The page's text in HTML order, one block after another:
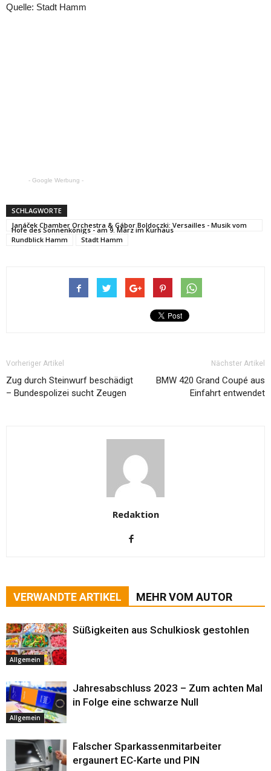
Quelle: Stadt Hamm
- Google Werbung -
SCHLAGWORTE
Janáček Chamber Orchestra & Gábor Boldoczki: Versailles - Musik vom
Hofe des Sonnenkönigs - am 9. März im Kurhaus
Rundblick Hamm
Stadt Hamm
Vorheriger Artikel
Zug durch Steinwurf beschädigt
– Bundespolizei sucht Zeugen
Nächster Artikel
BMW 420 Grand Coupé aus
Einfahrt entwendet
Redaktion
VERWANDTE ARTIKEL MEHR VOM AUTOR
Allgemein
Süßigkeiten aus Schulkiosk gestohlen
Allgemein
Jahresabschluss 2023 – Zum achten Mal
in Folge eine schwarze Null
Falscher Sparkassenmitarbeiter
ergaunert EC-Karte und PIN